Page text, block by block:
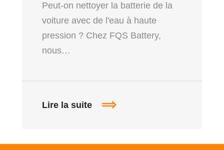
Peut-on nettoyer la batterie de la
voiture avec de l'eau à haute
pression ? Chez FQS Battery,
nous…
Lire la suite